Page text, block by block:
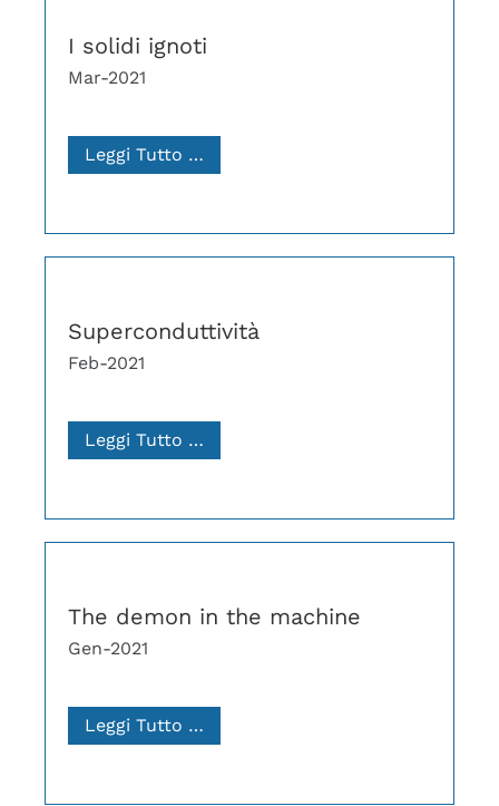
I solidi ignoti
Mar-2021
Leggi Tutto …
Superconduttività
Feb-2021
Leggi Tutto …
The demon in the machine
Gen-2021
Leggi Tutto …